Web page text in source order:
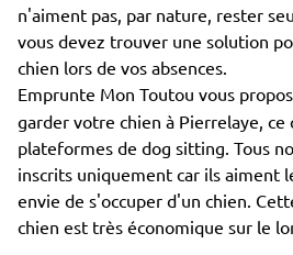
n'aiment pas, par nature, rester
vous devez trouver une solution
chien lors de vos absences.
Emprunte Mon Toutou vous
garder votre chien à Pierrelaye,
plateformes de dog sitting. Tous
inscrits uniquement car ils aiment
envie de s'occuper d'un chien.
chien est très économique sur le